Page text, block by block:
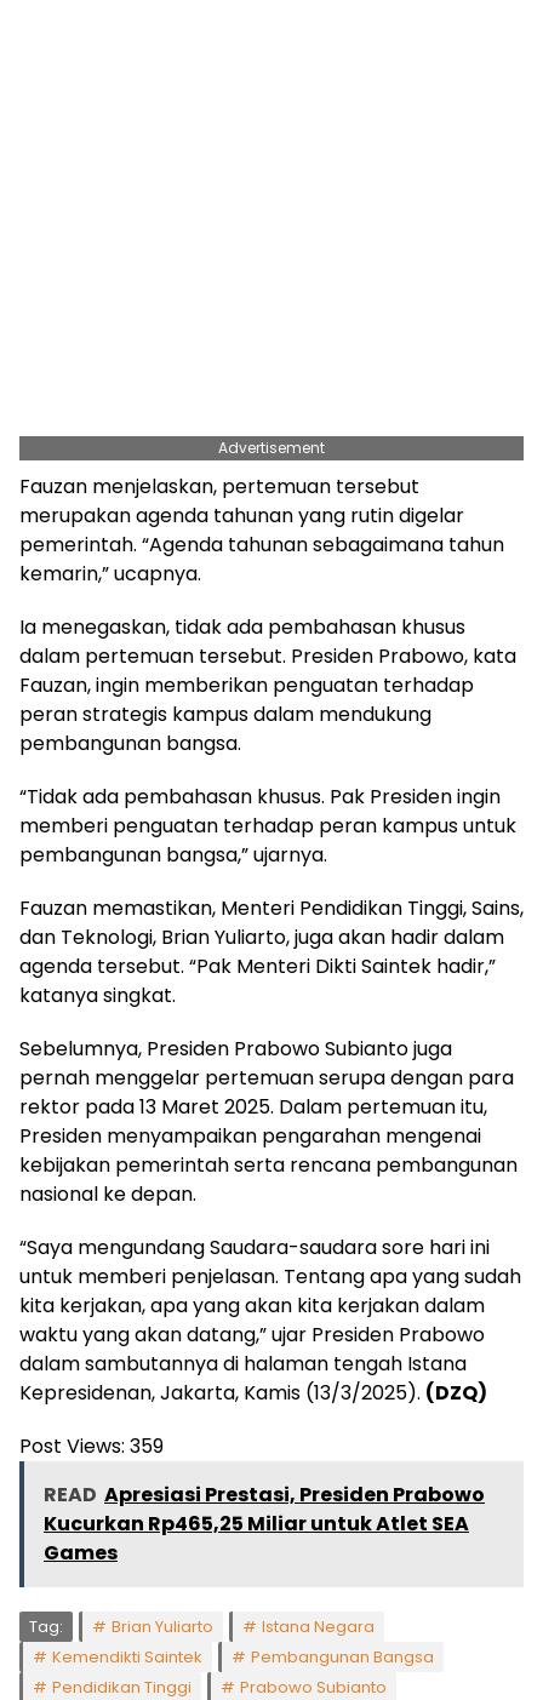
Advertisement
Fauzan menjelaskan, pertemuan tersebut
merupakan agenda tahunan yang rutin digelar
pemerintah. “Agenda tahunan sebagaimana tahun
kemarin,” ucapnya.
Ia menegaskan, tidak ada pembahasan khusus
dalam pertemuan tersebut. Presiden Prabowo, kata
Fauzan, ingin memberikan penguatan terhadap
peran strategis kampus dalam mendukung
pembangunan bangsa.
“Tidak ada pembahasan khusus. Pak Presiden ingin
memberi penguatan terhadap peran kampus untuk
pembangunan bangsa,” ujarnya.
Fauzan memastikan, Menteri Pendidikan Tinggi, Sains,
dan Teknologi, Brian Yuliarto, juga akan hadir dalam
agenda tersebut. “Pak Menteri Dikti Saintek hadir,”
katanya singkat.
Sebelumnya, Presiden Prabowo Subianto juga
pernah menggelar pertemuan serupa dengan para
rektor pada 13 Maret 2025. Dalam pertemuan itu,
Presiden menyampaikan pengarahan mengenai
kebijakan pemerintah serta rencana pembangunan
nasional ke depan.
“Saya mengundang Saudara-saudara sore hari ini
untuk memberi penjelasan. Tentang apa yang sudah
kita kerjakan, apa yang akan kita kerjakan dalam
waktu yang akan datang,” ujar Presiden Prabowo
dalam sambutannya di halaman tengah Istana
Kepresidenan, Jakarta, Kamis (13/3/2025). (DZQ)
Post Views: 359
READ Apresiasi Prestasi, Presiden Prabowo
Kucurkan Rp465,25 Miliar untuk Atlet SEA
Games
Tag: Brian Yuliarto
Istana Negara
Kemendikti Saintek
Pembangunan Bangsa
Pendidikan Tinggi
Prabowo Subianto